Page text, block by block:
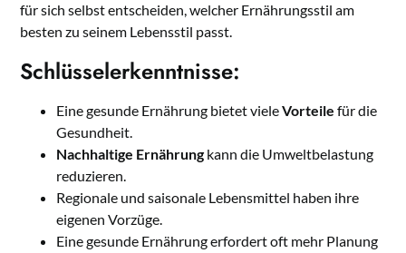
für sich selbst entscheiden, welcher Ernährungsstil am
besten zu seinem Lebensstil passt.
Schlüsselerkenntnisse:
Eine gesunde Ernährung bietet vieleVorteile für die
Gesundheit.
Nachhaltige Ernährung kann die Umweltbelastung
reduzieren.
Regionale und saisonale Lebensmittel haben ihre
eigenen Vorzüge.
Eine gesunde Ernährung erfordert oft mehr Planung